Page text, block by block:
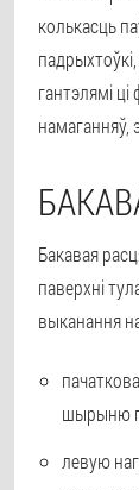
колькасць
гантэлямі
намаганняў,
Бакавая
паверхні
выканання
шырыню
левую